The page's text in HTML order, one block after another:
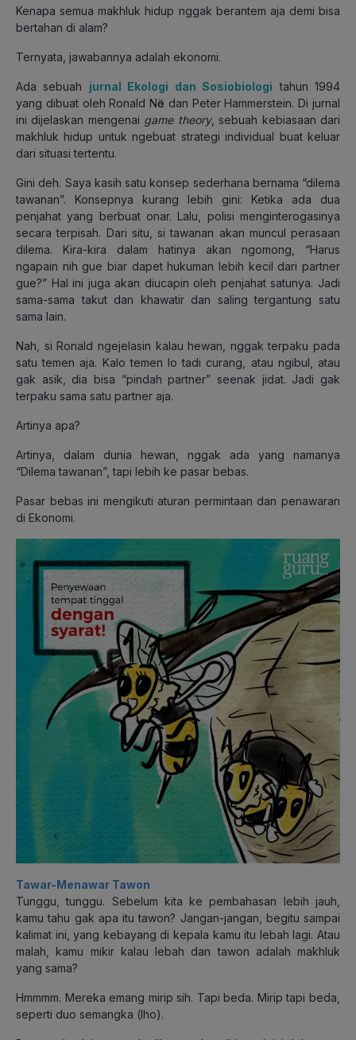
Kenapa semua makhluk hidup nggak berantem aja demi bisa
bertahan di alam?
Ternyata, jawabannya adalah ekonomi.
Ada sebuah jurnal Ekologi dan Sosiobiologi tahun 1994
yang dibuat oleh Ronald Nӧe dan Peter Hammerstein. Di jurnal
ini dijelaskan mengenai game theory, sebuah kebiasaan dari
makhluk hidup untuk ngebuat strategi individual buat keluar
dari situasi tertentu.
Gini deh. Saya kasih satu konsep sederhana bernama “dilema
tawanan”. Konsepnya kurang lebih gini: Ketika ada dua
penjahat yang berbuat onar. Lalu, polisi menginterogasinya
secara terpisah. Dari situ, si tawanan akan muncul perasaan
dilema. Kira-kira dalam hatinya akan ngomong, “Harus
ngapain nih gue biar dapet hukuman lebih kecil dari partner
gue?” Hal ini juga akan diucapin oleh penjahat satunya. Jadi
sama-sama takut dan khawatir dan saling tergantung satu
sama lain.
Nah, si Ronald ngejelasin kalau hewan, nggak terpaku pada
satu temen aja. Kalo temen lo tadi curang, atau ngibul, atau
gak asik, dia bisa “pindah partner” seenak jidat. Jadi gak
terpaku sama satu partner aja.
Artinya apa?
Artinya, dalam dunia hewan, nggak ada yang namanya
“Dilema tawanan”, tapi lebih ke pasar bebas.
Pasar bebas ini mengikuti aturan permintaan dan penawaran
di Ekonomi.
Tawar-Menawar Tawon
Tunggu, tunggu. Sebelum kita ke pembahasan lebih jauh,
kamu tahu gak apa itu tawon? Jangan-jangan, begitu sampai
kalimat ini, yang kebayang di kepala kamu itu lebah lagi. Atau
malah, kamu mikir kalau lebah dan tawon adalah makhluk
yang sama?
Hmmmm. Mereka emang mirip sih. Tapi beda. Mirip tapi beda,
seperti duo semangka (lho).